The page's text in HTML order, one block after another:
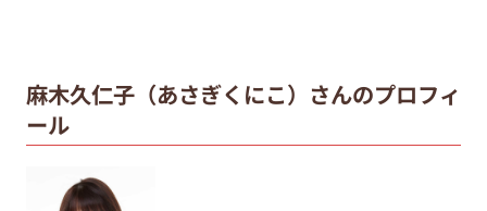
麻木久仁子（あさぎくにこ）さんのプロフィ
ール